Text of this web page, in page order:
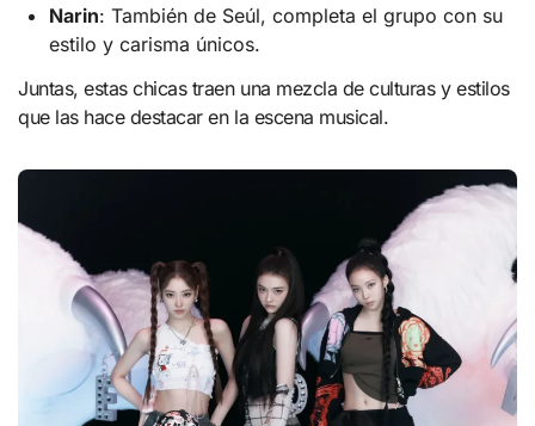
Narin: También de Seúl, completa el grupo con su
estilo y carisma únicos.
Juntas, estas chicas traen una mezcla de culturas y estilos
que las hace destacar en la escena musical.